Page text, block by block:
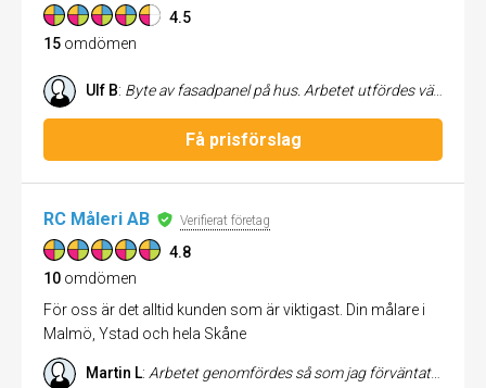
4.5
15 omdömen
Ulf B: Byte av fasadpanel på hus. Arbetet utfördes väldigt snabbt och bra. De var alltid vänliga och lyssnade på mina frågor. Jag har fått ett mycket bra intryck av Vittskövle Tak &Byggtjänst..
Få prisförslag
RC Måleri AB Verifierat företag
4.8
10 omdömen
För oss är det alltid kunden som är viktigast. Din målare i
Malmö, Ystad och hela Skåne
Martin L: Arbetet genomfördes så som jag förväntat mig! Noggranna i sin profession, snyggt resultat. Kostar något mer, men kvalité vill man ju ha!